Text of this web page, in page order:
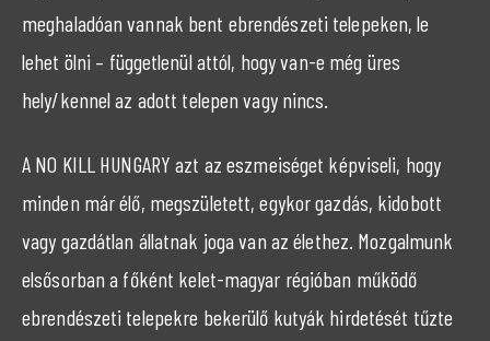
meghaladóan vannak bent ebrendészeti telepeken, le
lehet ölni – függetlenül attól, hogy van-e még üres
hely/kennel az adott telepen vagy nincs.
A NO KILL HUNGARY azt az eszmeiséget képviseli, hogy
minden már élő, megszületett, egykor gazdás, kidobott
vagy gazdátlan állatnak joga van az élethez. Mozgalmunk
elsősorban a főként kelet-magyar régióban működő
ebrendészeti telepekre bekerülő kutyák hirdetését tűzte